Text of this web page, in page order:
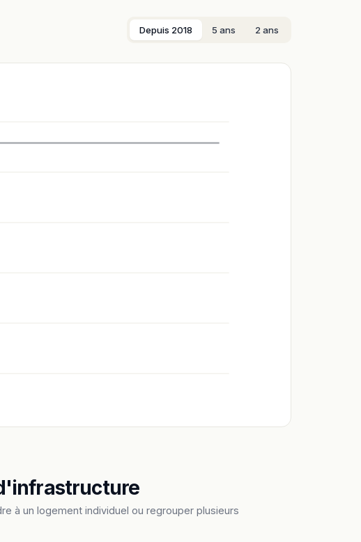
Depuis 2018 5 ans 2 ans
à un logement individuel ou regrouper plusieurs